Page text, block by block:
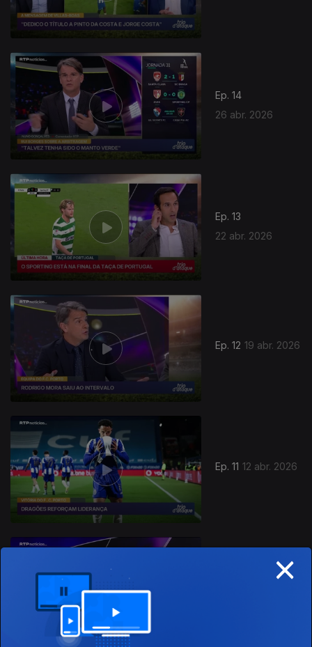
Ep. 14
26 abr. 2026
Ep. 13
22 abr. 2026
Ep. 12 19 abr. 2026
Ep. 11 12 abr. 2026
917090 ×